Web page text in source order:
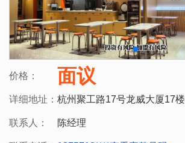
价格： 面议
详细地址： 杭州聚工路17号龙威大厦17楼
联系人： 陈经理